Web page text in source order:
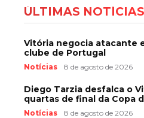
ÚLTIMAS NOTÍCIAS
Vitória negocia atacante
clube de Portugal
Notícias 8 de agosto de 2026
Diego Tarzia desfalca o
quartas de final da Copa
Notícias 8 de agosto de 2026